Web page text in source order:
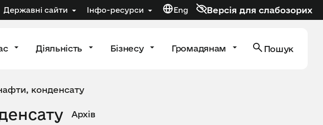
Державні сайти Інфо-ресурси Eng Версія для слабозорих
Діяльність Бізнесу Громадянам Пошук
конденсату
Архів